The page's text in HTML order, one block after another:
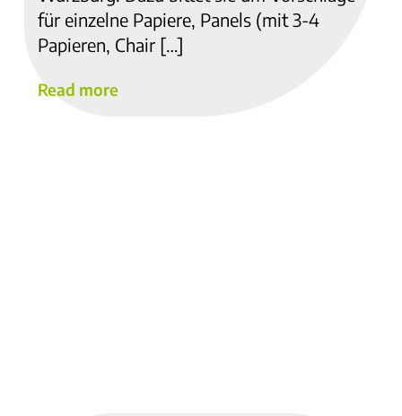
für einzelne Papiere, Panels (mit 3-4
Papieren, Chair […]
Read more